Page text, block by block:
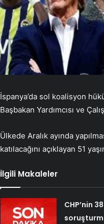
İspanya’da sol koalisyon
Başbakan Yardımcısı ve
Ülkede Aralık ayında
katılacağını açıklayan 51
İlgili Makaleler
CHP’nin